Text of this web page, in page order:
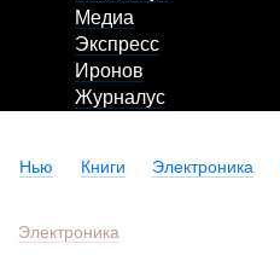
Медиа
Экспресс
Иронов
Журналус
Нью Книги Электроника
Электроника